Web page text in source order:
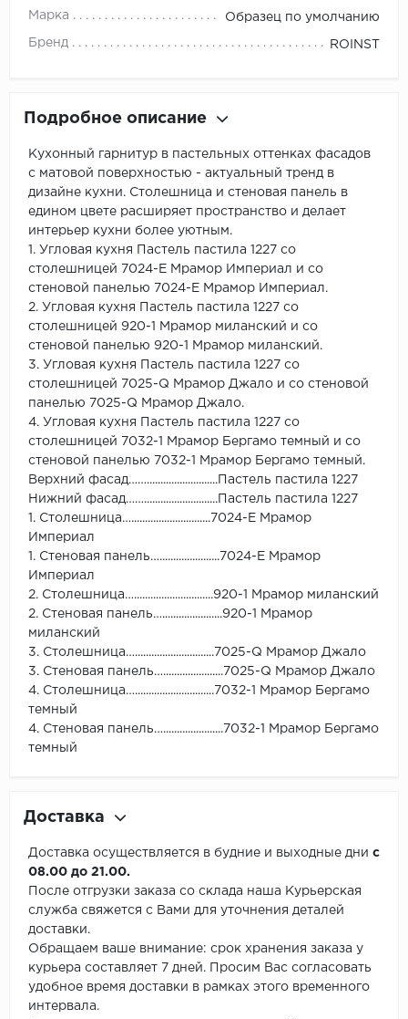
Марка Образец по умолчанию
Бренд ROINST
Подробное описание
Кухонный гарнитур в пастельных оттенках фасадов
с матовой поверхностью - актуальный тренд в
дизайне кухни. Столешница и стеновая панель в
едином цвете расширяет пространство и делает
интерьер кухни более уютным.
1. Угловая кухня Пастель пастила 1227 со
столешницей 7024-Е Мрамор Империал и со
стеновой панелью 7024-Е Мрамор Империал.
2. Угловая кухня Пастель пастила 1227 со
столешницей 920-1 Мрамор миланский и со
стеновой панелью 920-1 Мрамор миланский.
3. Угловая кухня Пастель пастила 1227 со
столешницей 7025-Q Мрамор Джало и со стеновой
панелью 7025-Q Мрамор Джало.
4. Угловая кухня Пастель пастила 1227 со
столешницей 7032-1 Мрамор Бергамо темный и со
стеновой панелью 7032-1 Мрамор Бергамо темный.
Верхний фасад……..........................Пастель пастила 1227
Нижний фасад……...........................Пастель пастила 1227
1. Столешница….............................7024-Е Мрамор
Империал
1. Стеновая панель…......................7024-Е Мрамор
Империал
2. Столешница….............................920-1 Мрамор миланский
2. Стеновая панель…......................920-1 Мрамор
миланский
3. Столешница….............................7025-Q Мрамор Джало
3. Стеновая панель…......................7025-Q Мрамор Джало
4. Столешница….............................7032-1 Мрамор Бергамо
темный
4. Стеновая панель…......................7032-1 Мрамор Бергамо
темный
Доставка
Доставка осуществляется в будние и выходные дни с
08.00 до 21.00.
После отгрузки заказа со склада наша Курьерская
служба свяжется с Вами для уточнения деталей
доставки.
Обращаем ваше внимание: срок хранения заказа у
курьера составляет 7 дней. Просим Вас согласовать
удобное время доставки в рамках этого временного
интервала.